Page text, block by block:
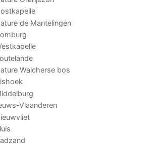
de Mantelingen
Walcherse bos
Vlaanderen